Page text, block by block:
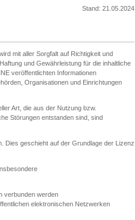
Stand: 21.05.2024
mit aller Sorgfalt auf Richtigkeit und
und Gewährleistung für die inhaltliche
veröffentlichten Informationen
Organisationen und Einrichtungen
Art, die aus der Nutzung bzw.
Störungen entstanden sind, sind
Dies geschieht auf der Grundlage der Lizenz
verbunden werden
elektronischen Netzwerken